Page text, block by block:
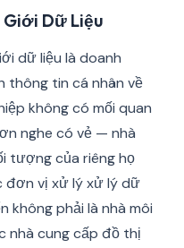
Dữ Liệu
dữ liệu là doanh
thông tin cá nhân về
không có mối quan
nghe có vẻ — nhà
tượng của riêng họ
đơn vị xử lý xử lý dữ
không phải là nhà môi
cung cấp đồ thị